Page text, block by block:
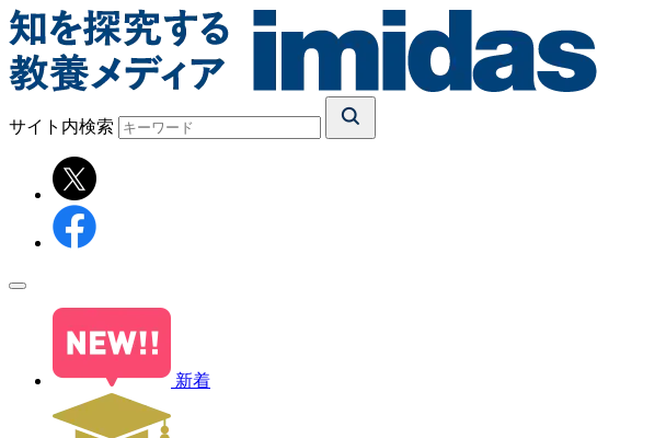
サイト内検索
新着